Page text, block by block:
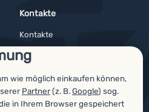
wie möglich einkaufen können,
Partner(z. B.Google) sog.
in Ihrem Browser gespeichert
Kontakte
Kontakte
Angebote für Firmen und Vereine
Newsletter